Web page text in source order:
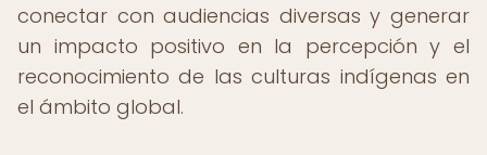
conectar con audiencias diversas y generar
un impacto positivo en la percepción y el
reconocimiento de las culturas indígenas en
el ámbito global.